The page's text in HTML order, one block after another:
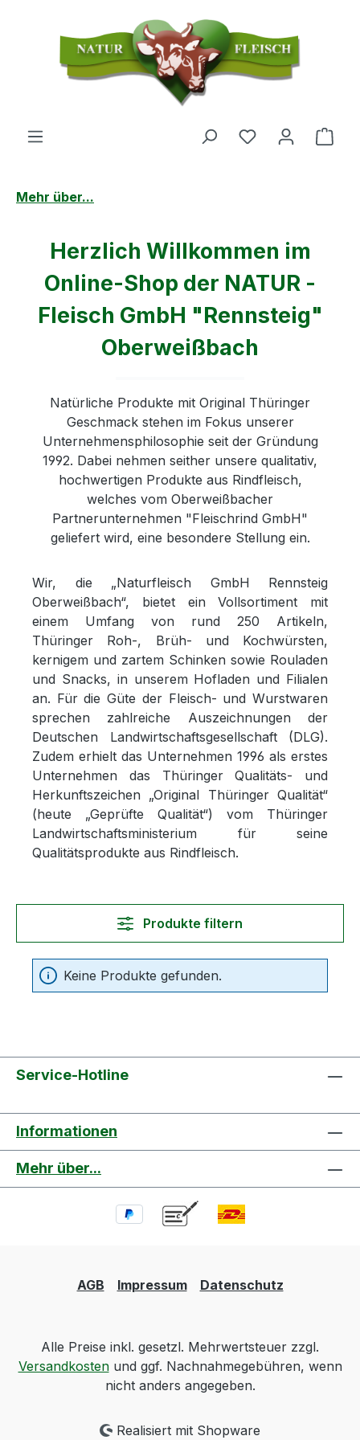
Zum Hauptinhalt springen
Du hast 0
Mehr über...
Herzlich Willkommen im
Online-Shop der NATUR -
Fleisch GmbH "Rennsteig"
Oberweißbach
Natürliche Produkte mit Original Thüringer
Geschmack stehen im Fokus unserer
Unternehmensphilosophie seit der Gründung
1992. Dabei nehmen seither unsere qualitativ,
hochwertigen Produkte aus Rindfleisch,
welches vom Oberweißbacher
Partnerunternehmen "Fleischrind GmbH"
geliefert wird, eine besondere Stellung ein.
Wir, die „Naturfleisch GmbH Rennsteig
Oberweißbach“, bietet ein Vollsortiment mit
einem Umfang von rund 250 Artikeln,
Thüringer Roh-, Brüh- und Kochwürsten,
kernigem und zartem Schinken sowie Rouladen
und Snacks, in unserem Hofladen und Filialen
an. Für die Güte der Fleisch- und Wurstwaren
sprechen zahlreiche Auszeichnungen der
Deutschen Landwirtschaftsgesellschaft (DLG).
Zudem erhielt das Unternehmen 1996 als erstes
Unternehmen das Thüringer Qualitäts- und
Herkunftszeichen „Original Thüringer Qualität“
(heute „Geprüfte Qualität“) vom Thüringer
Landwirtschaftsministerium für seine
Qualitätsprodukte aus Rindfleisch.
Produkte filtern
Keine Produkte gefunden.
Service-Hotline
Informationen
Mehr über...
AGB Impressum Datenschutz
Alle Preise inkl. gesetzl. Mehrwertsteuer zzgl.
Versandkostenund ggf. Nachnahmegebühren, wenn
nicht anders angegeben.
Realisiert mit Shopware